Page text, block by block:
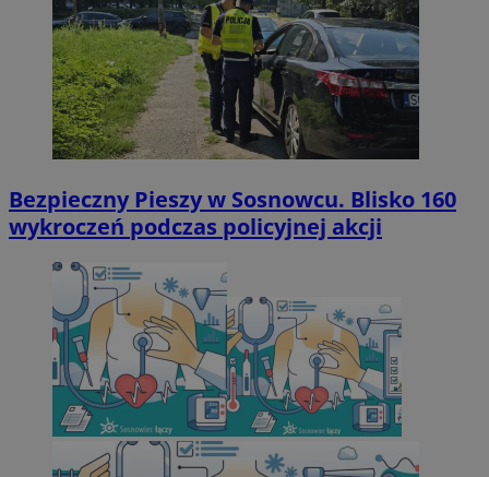
Bezpieczny Pieszy w Sosnowcu. Blisko 160
wykroczeń podczas policyjnej akcji